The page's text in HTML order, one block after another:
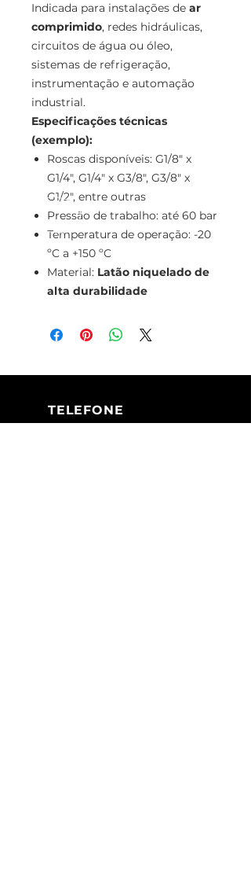
Indicada para instalações de ar
comprimido, redes hidráulicas,
circuitos de água ou óleo,
sistemas de refrigeração,
instrumentação e automação
industrial.
Especificações técnicas
(exemplo):
Roscas disponíveis: G1/8" x
G1/4", G1/4" x G3/8", G3/8" x
G1/2", entre outras
Pressão de trabalho: até 60 bar
Temperatura de operação: -20
ºC a +150 ºC
Material: Latão niquelado de
alta durabilidade
TELEFONE